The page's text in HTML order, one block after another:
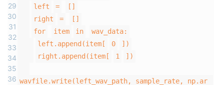
29
30
31
32
33
34
35
36
left
=
[]
right
=
[]
for
item in
wav_data:
left.append(item[
0
])
right.append(item[
1 ])
wavfile.write(left_wav_path, sample_rate, np.ar